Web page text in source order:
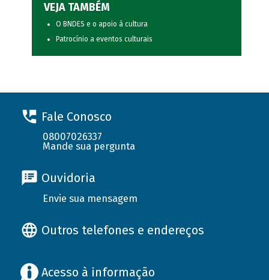
VEJA TAMBÉM
O BNDES e o apoio à cultura
Patrocínio a eventos culturais
Fale Conosco
08007026337
Mande sua pergunta
Ouvidoria
Envie sua mensagem
Outros telefones e endereços
Acesso à informação